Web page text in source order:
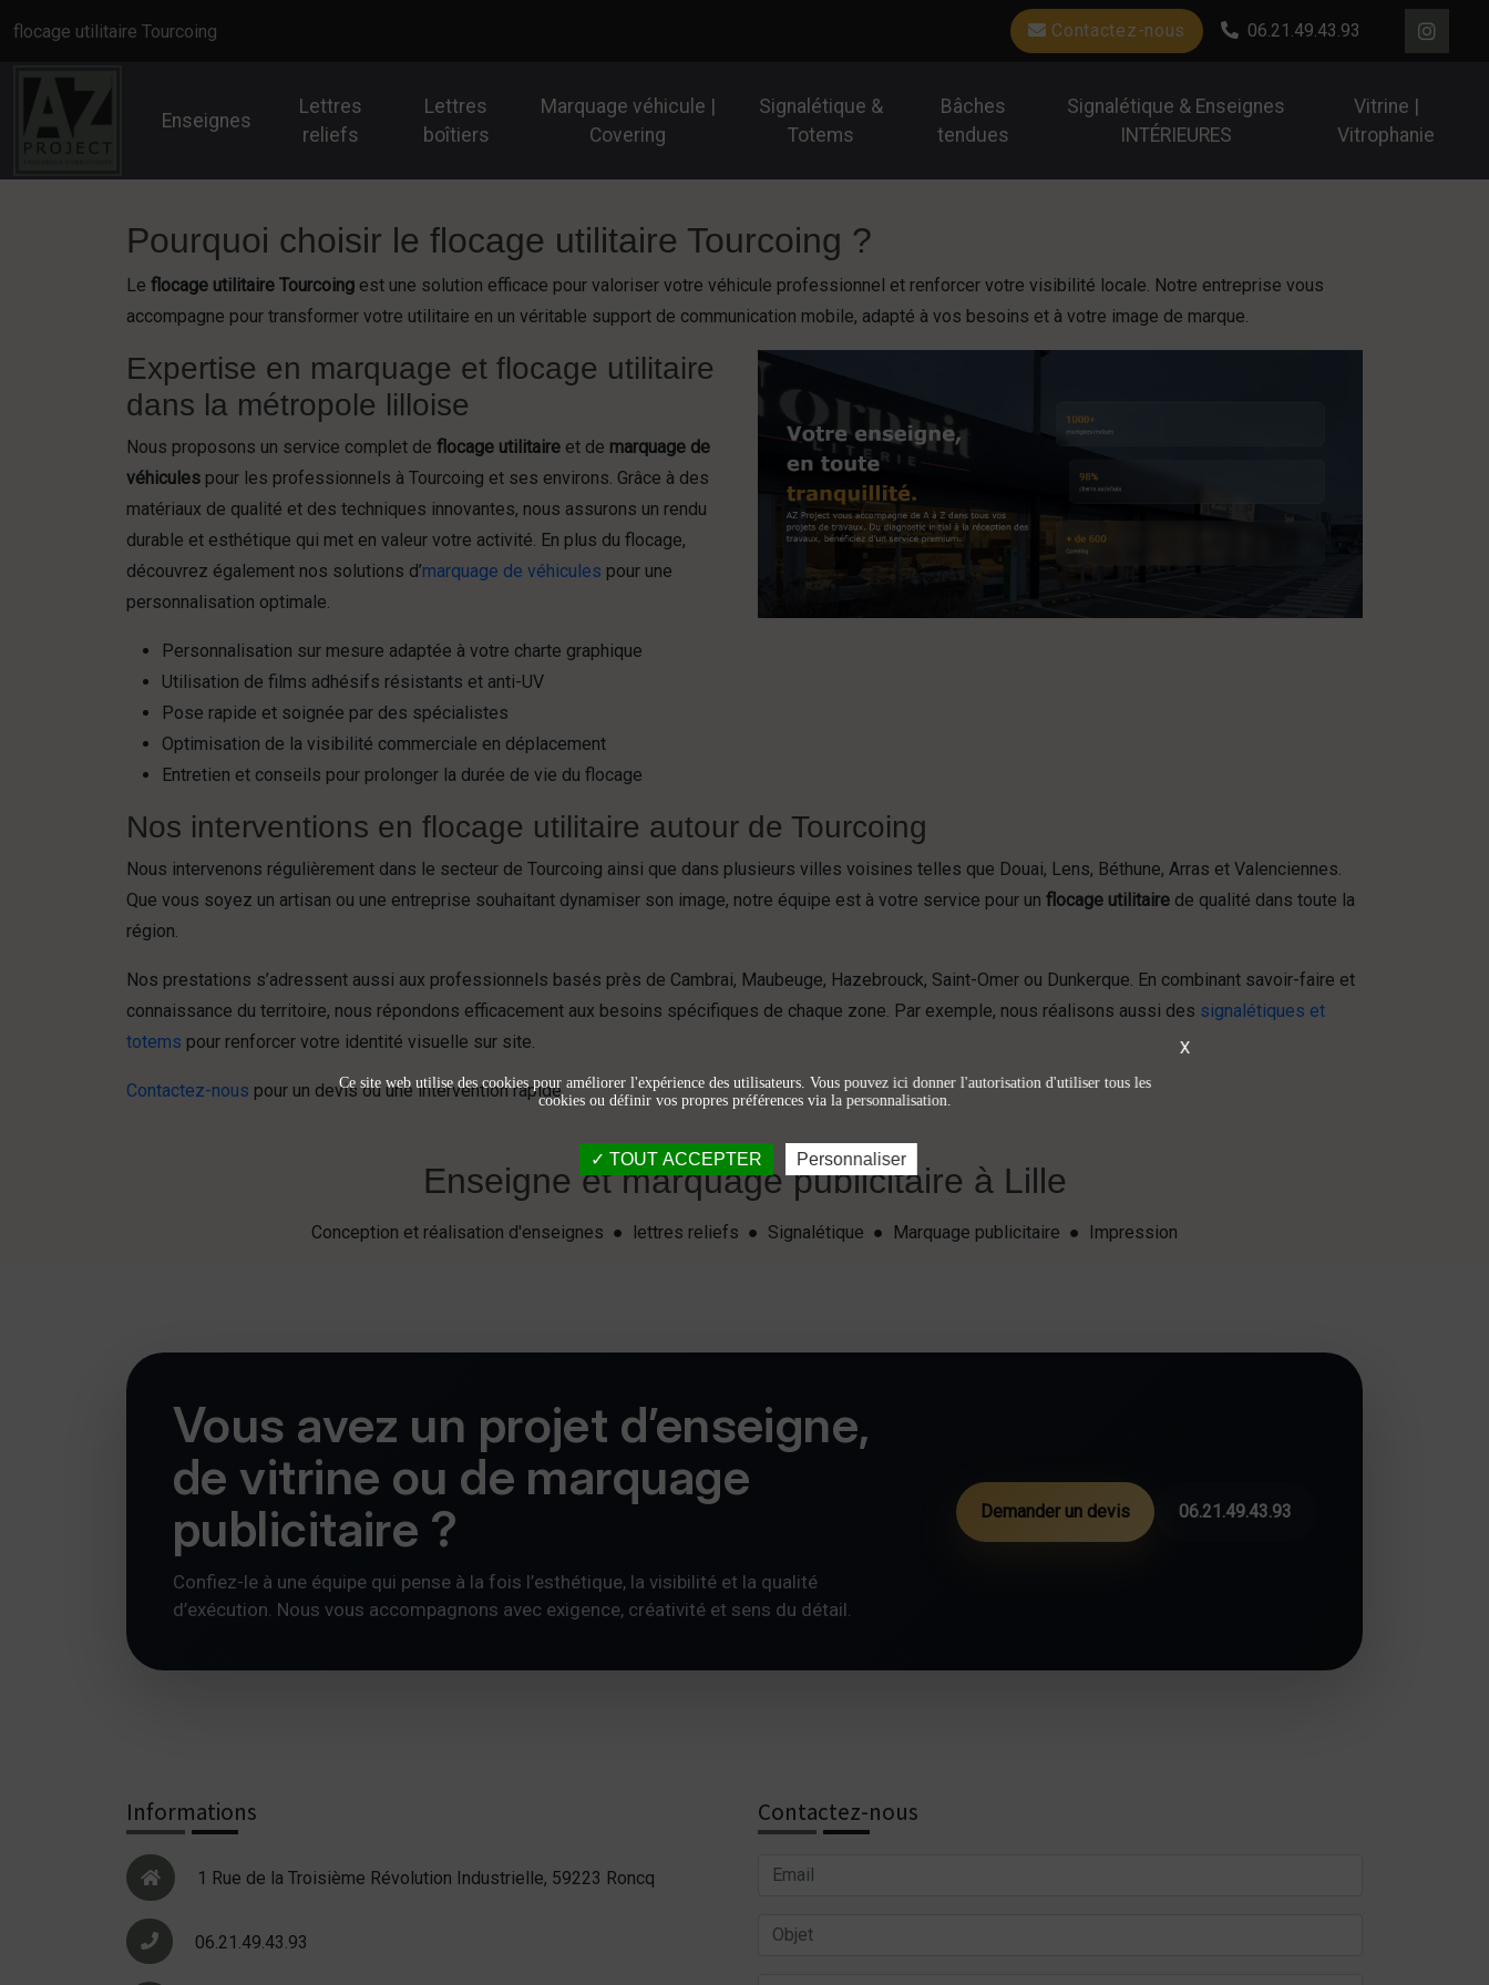
flocage utilitaire Tourcoing Contactez-nous 06.21.49.43.93
Enseignes
Lettres
reliefs
Lettres
boîtiers
Marquage véhicule |
Covering
Signalétique &
Totems
Bâches
tendues
Signalétique & Enseignes
INTÉRIEURES
Vitrine |
Vitrophanie
Pourquoi choisir le flocage utilitaire Tourcoing ?
Le flocage utilitaire Tourcoing est une solution efficace pour valoriser votre véhicule professionnel et renforcer votre visibilité locale. Notre entreprise vous
accompagne pour transformer votre utilitaire en un véritable support de communication mobile, adapté à vos besoins et à votre image de marque.
Expertise en marquage et flocage utilitaire
dans la métropole lilloise
Nous proposons un service complet de flocage utilitaire et de marquage de
véhicules pour les professionnels à Tourcoing et ses environs. Grâce à des
matériaux de qualité et des techniques innovantes, nous assurons un rendu
durable et esthétique qui met en valeur votre activité. En plus du flocage,
découvrez également nos solutions d’marquage de véhicules pour une
personnalisation optimale.
Personnalisation sur mesure adaptée à votre charte graphique
Utilisation de films adhésifs résistants et anti-UV
Pose rapide et soignée par des spécialistes
Optimisation de la visibilité commerciale en déplacement
Entretien et conseils pour prolonger la durée de vie du flocage
Nos interventions en flocage utilitaire autour de Tourcoing
Nous intervenons régulièrement dans le secteur de Tourcoing ainsi que dans plusieurs villes voisines telles que Douai, Lens, Béthune, Arras et Valenciennes.
Que vous soyez un artisan ou une entreprise souhaitant dynamiser son image, notre équipe est à votre service pour un flocage utilitaire de qualité dans toute la
région.
Nos prestations s’adressent aussi aux professionnels basés près de Cambrai, Maubeuge, Hazebrouck, Saint-Omer ou Dunkerque. En combinant savoir-faire et
connaissance du territoire, nous répondons efficacement aux besoins spécifiques de chaque zone. Par exemple, nous réalisons aussi des signalétiques et
totems pour renforcer votre identité visuelle sur site.
Contactez-nous pour un devis ou une intervention rapide.
Enseigne et marquage publicitaire à Lille
Conception et réalisation d'enseignes ● lettres reliefs ● Signalétique ● Marquage publicitaire ● Impression
Vous avez un projet d’enseigne,
de vitrine ou de marquage
publicitaire ?
Confiez-le à une équipe qui pense à la fois l’esthétique, la visibilité et la qualité
d’exécution. Nous vous accompagnons avec exigence, créativité et sens du détail.
Demander un devis 06.21.49.43.93
Informations
1 Rue de la Troisième Révolution Industrielle, 59223 Roncq
06.21.49.43.93
Contactez-nous
X
Ce site web utilise des cookies pour améliorer l'expérience des utilisateurs. Vous pouvez ici donner l'autorisation d'utiliser tous les
cookies ou définir vos propres préférences via la personnalisation.
TOUT ACCEPTER Personnaliser